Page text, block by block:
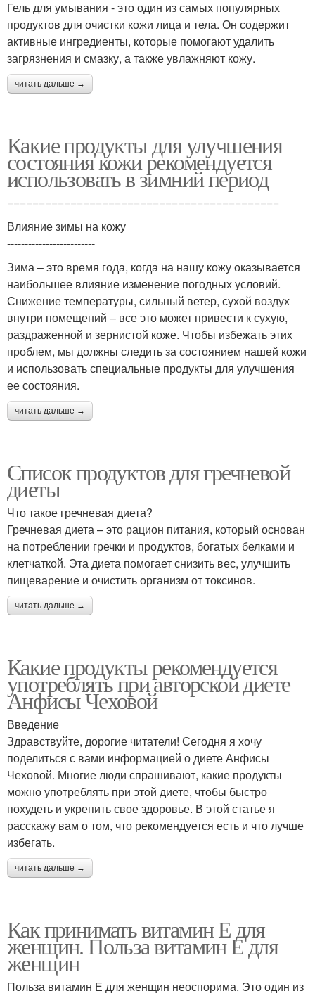
Гель для умывания - это один из самых популярных
продуктов для очистки кожи лица и тела. Он содержит
активные ингредиенты, которые помогают удалить
загрязнения и смазку, а также увлажняют кожу.
читать дальше →
Какие продукты для улучшения
состояния кожи рекомендуется
использовать в зимний период
===========================================
Влияние зимы на кожу
-------------------------
Зима – это время года, когда на нашу кожу оказывается
наибольшее влияние изменение погодных условий.
Снижение температуры, сильный ветер, сухой воздух
внутри помещений – все это может привести к сухую,
раздраженной и зернистой коже. Чтобы избежать этих
проблем, мы должны следить за состоянием нашей кожи
и использовать специальные продукты для улучшения
ее состояния.
читать дальше →
Список продуктов для гречневой
диеты
Что такое гречневая диета?
Гречневая диета – это рацион питания, который основан
на потреблении гречки и продуктов, богатых белками и
клетчаткой. Эта диета помогает снизить вес, улучшить
пищеварение и очистить организм от токсинов.
читать дальше →
Какие продукты рекомендуется
употреблять при авторской диете
Анфисы Чеховой
Введение
Здравствуйте, дорогие читатели! Сегодня я хочу
поделиться с вами информацией о диете Анфисы
Чеховой. Многие люди спрашивают, какие продукты
можно употреблять при этой диете, чтобы быстро
похудеть и укрепить свое здоровье. В этой статье я
расскажу вам о том, что рекомендуется есть и что лучше
избегать.
читать дальше →
Как принимать витамин Е для
женщин. Польза витамин Е для
женщин
Польза витамин Е для женщин неоспорима. Это один из